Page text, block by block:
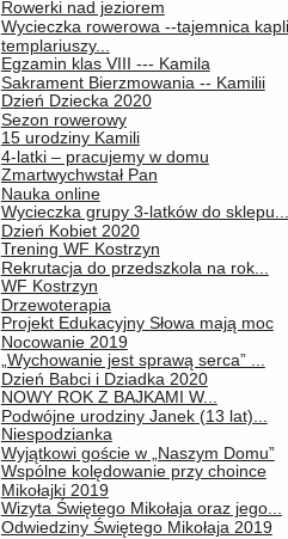
Rowerki nad jeziorem
Wycieczka rowerowa --tajemnica
templariuszy...
Egzamin klas VIII --- Kamila
Sakrament Bierzmowania -- Kamilii
Dzień Dziecka 2020
Sezon rowerowy
15 urodziny Kamili
4-latki – pracujemy w domu
Zmartwychwstał Pan
Nauka online
Wycieczka grupy 3-latków do sklepu...
Dzień Kobiet 2020
Trening WF Kostrzyn
Rekrutacja do przedszkola na rok...
WF Kostrzyn
Drzewoterapia
Projekt Edukacyjny Słowa mają moc
Nocowanie 2019
„Wychowanie jest sprawą serca” ...
Dzień Babci i Dziadka 2020
NOWY ROK Z BAJKAMI W...
Podwójne urodziny Janek (13 lat)...
Niespodzianka
Wyjątkowi goście w „Naszym Domu”
Wspólne kolędowanie przy choince
Mikołajki 2019
Wizyta Świętego Mikołaja oraz jego...
Odwiedziny Świętego Mikołaja 2019